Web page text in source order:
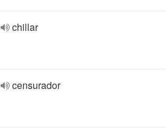
chillar
censurador